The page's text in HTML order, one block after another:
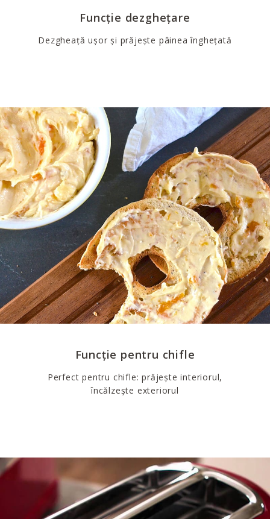
Funcție dezghețare
Dezgheață ușor și prăjește pâinea înghețată
Funcție pentru chifle
Perfect pentru chifle: prăjește interiorul,
încălzește exteriorul